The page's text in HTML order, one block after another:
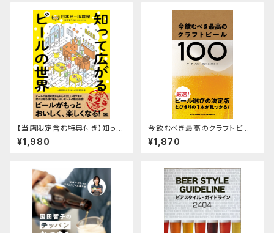
【当店限定含む特典付き】知って
広がるビールの世界 日本ビール
検定公式テキスト（2026-2027
¥1,980
今飲むべき最高のクラフトビー
ル100
¥1,870